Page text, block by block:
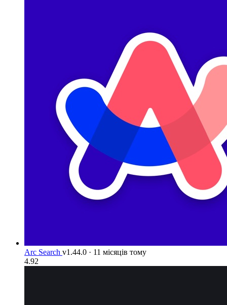
Arc Search v1.44.0 · 11 місяців тому
4.92